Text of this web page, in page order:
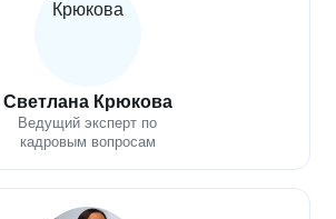
Светлана Крюкова
Ведущий эксперт по
кадровым вопросам